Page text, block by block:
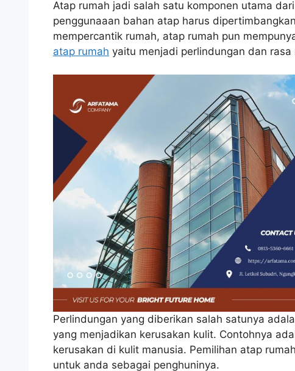
a
m
e
Atap rumah jadi salah satu komponen utama
penggunaaan bahan atap harus
mempercantik rumah, atap rumah pun
atap rumah yaitu menjadi perlindungan dan
Perlindungan yang diberikan salah satunya
yang menjadikan kerusakan kulit. Contohnya
kerusakan di kulit manusia. Pemilihan atap
untuk anda sebagai penghuninya.